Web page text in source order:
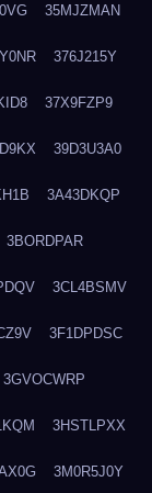
35MJZMAN
376J215Y
37X9FZP9
39D3U3A0
3A43DKQP
3BORDPAR
3CL4BSMV
3F1DPDSC
3GVOCWRP
3HSTLPXX
3M0R5J0Y